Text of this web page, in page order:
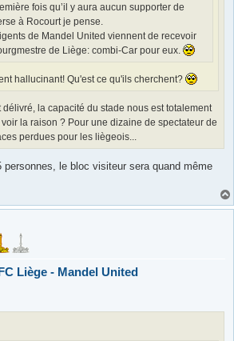
fois qu’il y aura aucun supporter de
à Rocourt je pense.
de Mandel United viennent de recevoir
de Liège: combi-Car pour eux.
hallucinant! Qu'est ce qu'ils cherchent?
délivré, la capacité du stade nous est totalement
la raison ? Pour une dizaine de spectateur de
perdues pour les liègeois...
le bloc visiteur sera quand même
Liège - Mandel United